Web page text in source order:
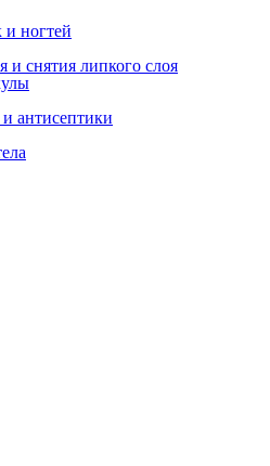
и ногтей
и снятия липкого слоя
антисептики